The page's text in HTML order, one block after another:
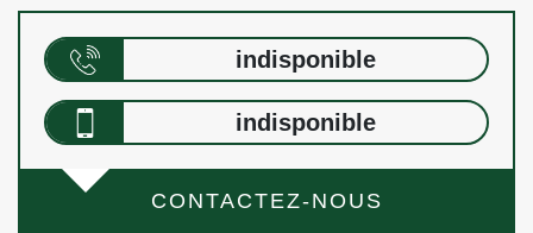
indisponible
indisponible
CONTACTEZ-NOUS